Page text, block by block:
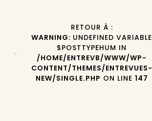
RETOUR À :
WARNING: UNDEFINED VARIABLE
$POSTTYPEHUM IN
/HOME/ENTREVB/WWW/WP-
CONTENT/THEMES/ENTREVUES-
NEW/SINGLE.PHP ON LINE 147